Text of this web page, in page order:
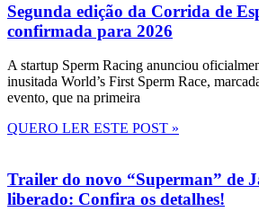
Segunda edição da Corrida de
confirmada para 2026
A startup Sperm Racing anunciou
inusitada World’s First Sperm Race,
evento, que na primeira
QUERO LER ESTE POST »
Trailer do novo “Superman” de
liberado: Confira os detalhes!